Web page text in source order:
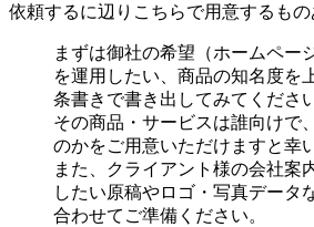
依頼するに辺りこちらで用意するもの
まずは御社の希望（ホームペー
を運用したい、商品の知名度を
条書きで書き出してみてください
その商品・サービスは誰向けで
のかをご用意いただけますと幸
また、クライアント様の会社案
したい原稿やロゴ・写真データ
合わせてご準備ください。